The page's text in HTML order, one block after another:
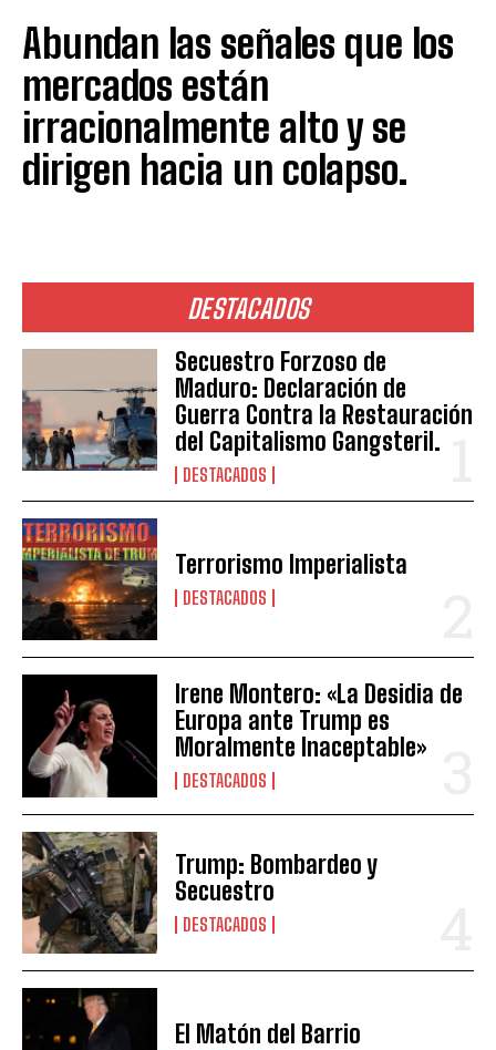
DESTACADOS
Secuestro Forzoso de
Maduro: Declaración de
Guerra Contra la Restauración
del Capitalismo Gangsteril.
DESTACADOS
Terrorismo Imperialista
DESTACADOS
Irene Montero: «La Desidia de
Europa ante Trump es
Moralmente Inaceptable»
DESTACADOS
Trump: Bombardeo y
Secuestro
DESTACADOS
El Matón del Barrio
Abundan las señales que los
mercados están
irracionalmente alto y se
dirigen hacia un colapso.